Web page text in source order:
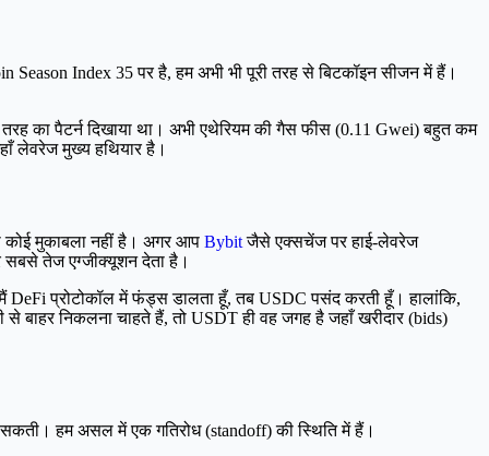
Season Index 35 पर है, हम अभी भी पूरी तरह से बिटकॉइन सीजन में हैं।
का पैटर्न दिखाया था। अभी एथेरियम की गैस फीस (0.11 Gwei) बहुत कम
लेवरेज मुख्य हथियार है।
कोई मुकाबला नहीं है। अगर आप Bybitजैसे एक्सचेंज पर हाई-लेवरेज
सबसे तेज एग्जीक्यूशन देता है।
DeFi प्रोटोकॉल में फंड्स डालता हूँ, तब USDC पसंद करती हूँ। हालांकि,
बाहर निकलना चाहते हैं, तो USDT ही वह जगह है जहाँ खरीदार (bids)
हम असल में एक गतिरोध (standoff) की स्थिति में हैं।